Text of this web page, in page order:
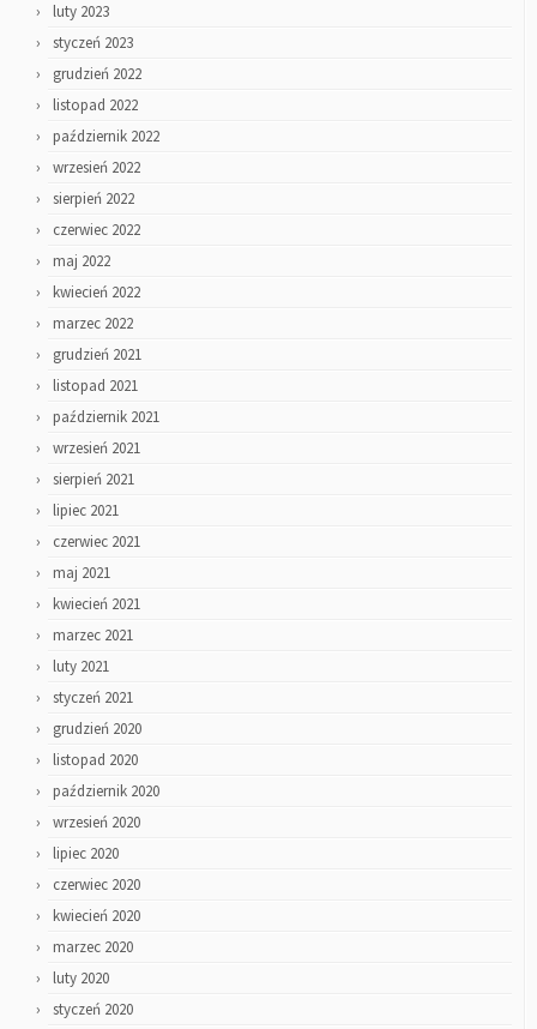
luty 2023
styczeń 2023
grudzień 2022
listopad 2022
październik 2022
wrzesień 2022
sierpień 2022
czerwiec 2022
maj 2022
kwiecień 2022
marzec 2022
grudzień 2021
listopad 2021
październik 2021
wrzesień 2021
sierpień 2021
lipiec 2021
czerwiec 2021
maj 2021
kwiecień 2021
marzec 2021
luty 2021
styczeń 2021
grudzień 2020
listopad 2020
październik 2020
wrzesień 2020
lipiec 2020
czerwiec 2020
kwiecień 2020
marzec 2020
luty 2020
styczeń 2020